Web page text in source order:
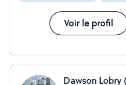
Voir le profil
Dawson